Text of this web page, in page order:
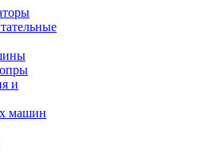
и
машин